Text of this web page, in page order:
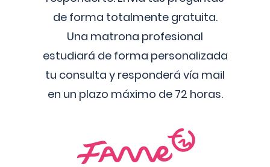
de forma totalmente gratuita.
Una matrona profesional
estudiará de forma personalizada
tu consulta y responderá vía mail
en un plazo máximo de 72 horas.